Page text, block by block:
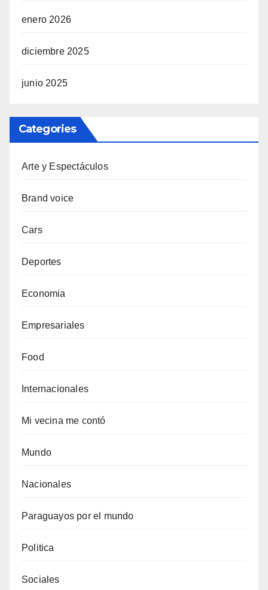
enero 2026
diciembre 2025
junio 2025
Categories
Arte y Espectáculos
Brand voice
Cars
Deportes
Economia
Empresariales
Food
Internacionales
Mi vecina me contó
Mundo
Nacionales
Paraguayos por el mundo
Politica
Sociales